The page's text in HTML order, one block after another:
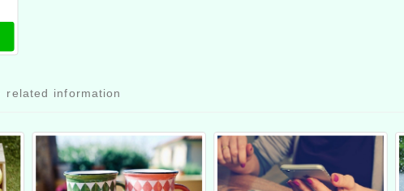
related information